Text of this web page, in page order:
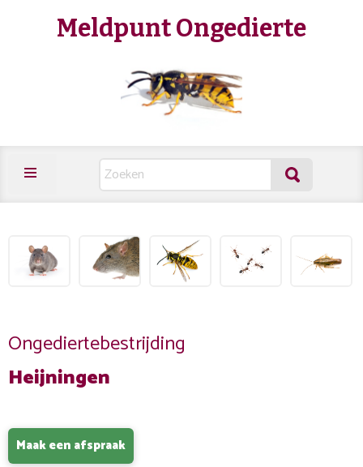
Meldpunt Ongedierte
Ongediertebestrijding
Heijningen
Maak een afspraak